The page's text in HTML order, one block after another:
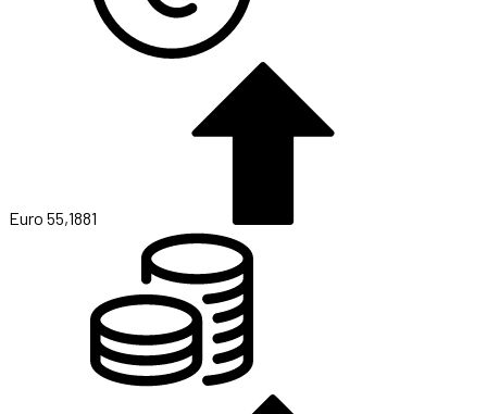
Euro 55,1881